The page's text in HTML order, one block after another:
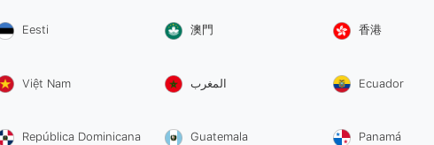
Eesti 澳門 香港
Việt Nam المغرب Ecuador
República Dominicana Guatemala Panamá